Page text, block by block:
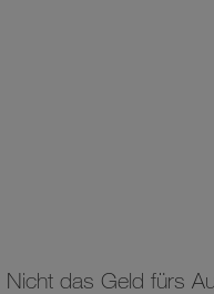
das Geld fürs